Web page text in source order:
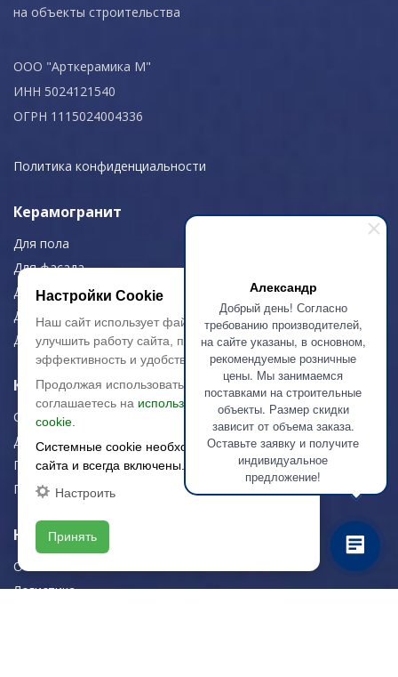
Александр
Добрый день! Согласно
требованию производителей,
на сайте указаны, в основном,
рекомендуемые розничные
цены. Мы занимаемся
поставками на строительные
объекты. Размер скидки
зависит от объема заказа.
Оставьте заявку и получите
индивидуальное
предложение!
на объекты строительства
ООО "Арткерамика М"
ИНН 5024121540
ОГРН 1115024004336
Политика конфиденциальности
Керамогранит
Для пола
Для фасада
Для дома/офиса
Для МОП
Для улицы
Керамическая плитка
Строительная плитка
Для дома/офиса
Плитка для стен
Плитка для пола
Навигация
О компании
Логистика
Настройки Cookie
Наш сайт использует файлы cookie, чтобы
улучшить работу сайта, повысить его
эффективность и удобство.
Продолжая использовать сайт, вы
соглашаетесь на использование файлов
cookie.
Системные cookie необходимы для работы
сайта и всегда включены.
Настроить
Принять